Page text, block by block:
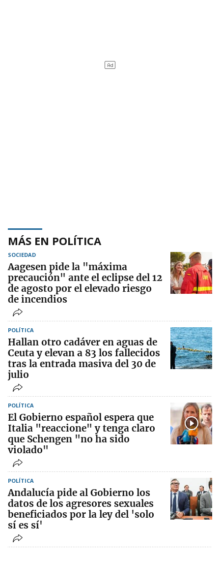
MÁS EN POLÍTICA
SOCIEDAD
Aagesen pide la "máxima
precaución" ante el eclipse del 12
de agosto por el elevado riesgo
de incendios
POLÍTICA
Hallan otro cadáver en aguas de
Ceuta y elevan a 83 los fallecidos
tras la entrada masiva del 30 de
julio
POLÍTICA
El Gobierno español espera que
Italia "reaccione" y tenga claro
que Schengen "no ha sido
violado"
POLÍTICA
Andalucía pide al Gobierno los
datos de los agresores sexuales
beneficiados por la ley del 'solo
sí es sí'